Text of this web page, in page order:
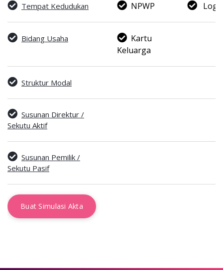
Tempat Kedudukan NPWP Logo
Bidang Usaha
Kartu
Keluarga
Struktur Modal
Susunan Direktur /
Sekutu Aktif
Susunan Pemilik /
Sekutu Pasif
Buat Simulasi Akta